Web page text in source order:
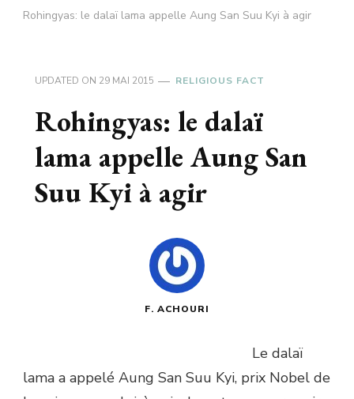
Rohingyas: le dalaï lama appelle Aung San Suu Kyi à agir
UPDATED ON 29 MAI 2015 RELIGIOUS FACT
Rohingyas: le dalaï
lama appelle Aung San
Suu Kyi à agir
F. ACHOURI
Le dalaï
lama a appelé Aung San Suu Kyi, prix Nobel de